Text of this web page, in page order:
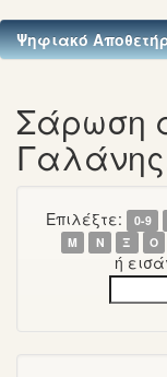
Ψηφιακό
Σάρωση
Επιλέξτε: 0-9
Μ
Ν Ξ Ο
ή